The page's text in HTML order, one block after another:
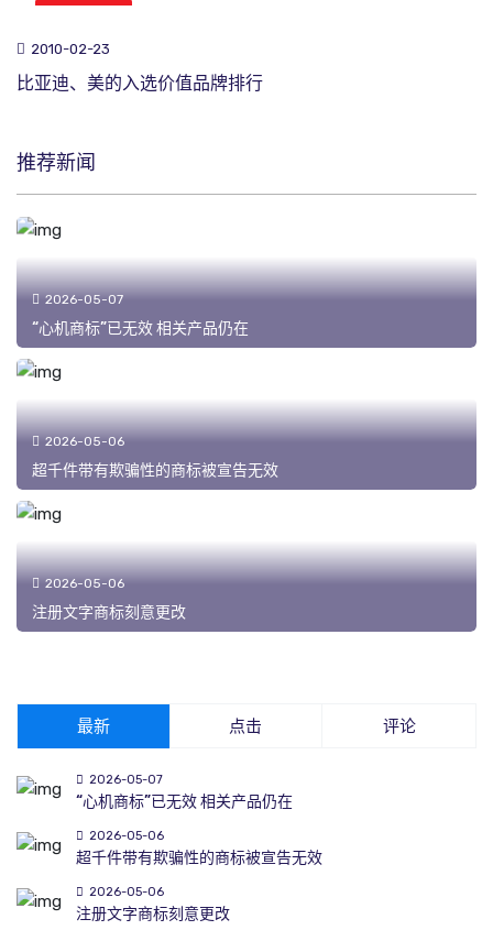
2010-02-23
比亚迪、美的入选价值品牌排行
推荐新闻
2026-05-07
“心机商标”已无效 相关产品仍在
2026-05-06
超千件带有欺骗性的商标被宣告无效
2026-05-06
注册文字商标刻意更改
最新 点击 评论
2026-05-07
“心机商标”已无效 相关产品仍在
2026-05-06
超千件带有欺骗性的商标被宣告无效
2026-05-06
注册文字商标刻意更改